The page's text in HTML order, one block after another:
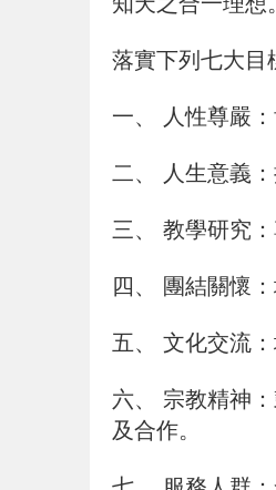
落實下列七大目
一、 人性尊嚴
二、 人生意義
三、 教學研究
四、 團結關懷
五、 文化交流
六、
宗教精神
及合作。